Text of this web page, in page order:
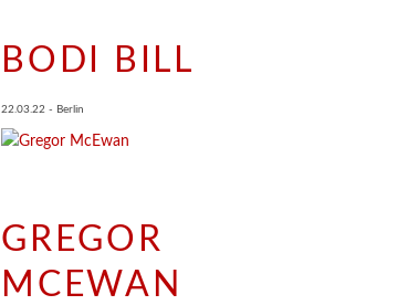
BODI BILL
22.03.22 - Berlin
GREGOR
MCEWAN